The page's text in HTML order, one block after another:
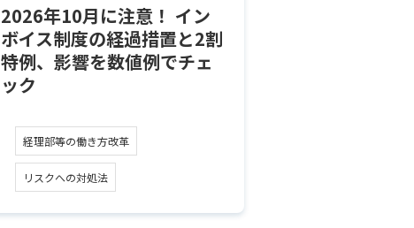
2026年10月に注意！ イン
ボイス制度の経過措置と2割
特例、影響を数値例でチェ
ック
経理部等の働き方改革
リスクへの対処法